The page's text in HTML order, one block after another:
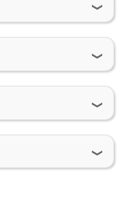
Becas
Iniciá
tu
más